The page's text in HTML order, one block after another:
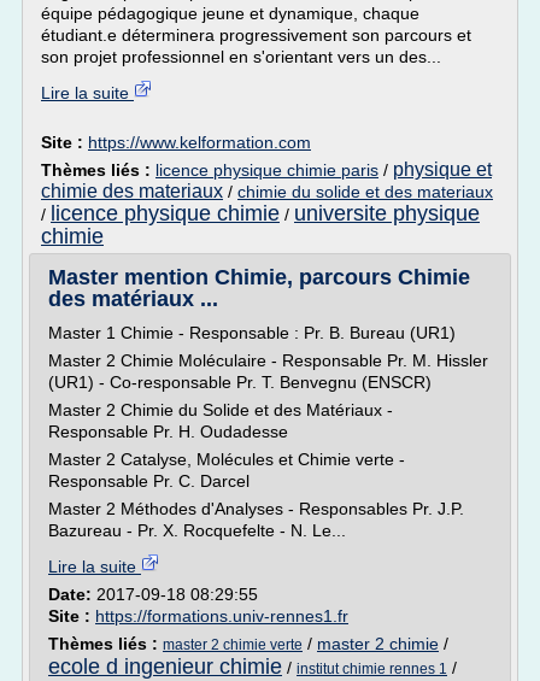
équipe pédagogique jeune et dynamique, chaque
étudiant.e déterminera progressivement son parcours et
son projet professionnel en s'orientant vers un des...
Lire la suite
Site : https://www.kelformation.com
Thèmes liés : licence physique chimie paris / physique et
chimie des materiaux / chimie du solide et des materiaux
/ licence physique chimie / universite physique
chimie
Master mention Chimie, parcours Chimie
des matériaux ...
Master 1 Chimie - Responsable : Pr. B. Bureau (UR1)
Master 2 Chimie Moléculaire - Responsable Pr. M. Hissler
(UR1) - Co-responsable Pr. T. Benvegnu (ENSCR)
Master 2 Chimie du Solide et des Matériaux -
Responsable Pr. H. Oudadesse
Master 2 Catalyse, Molécules et Chimie verte -
Responsable Pr. C. Darcel
Master 2 Méthodes d'Analyses - Responsables Pr. J.P.
Bazureau - Pr. X. Rocquefelte - N. Le...
Lire la suite
Date: 2017-09-18 08:29:55
Site : https://formations.univ-rennes1.fr
Thèmes liés : master 2 chimie verte / master 2 chimie /
ecole d ingenieur chimie / institut chimie rennes 1 /